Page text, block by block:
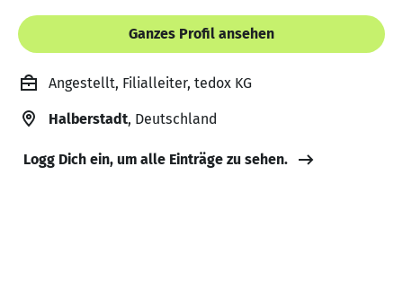
Ganzes Profil ansehen
Angestellt, Filialleiter, tedox KG
Halberstadt, Deutschland
Logg Dich ein, um alle Einträge zu sehen.